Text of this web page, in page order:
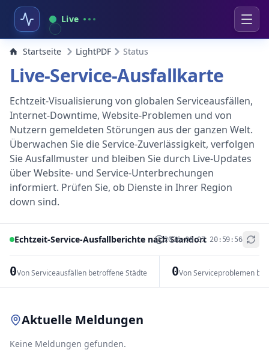
Live
Startseite LightPDF Status
Live-Service-Ausfallkarte
Echtzeit-Visualisierung von globalen Serviceausfällen,
Internet-Downtime, Website-Problemen und von
Nutzern gemeldeten Störungen aus der ganzen Welt.
Überwachen Sie die Service-Zuverlässigkeit, verfolgen
Sie Ausfallmuster und bleiben Sie durch Live-Updates
über Website- und Service-Unterbrechungen
informiert. Prüfen Sie, ob Dienste in Ihrer Region
down sind.
Echtzeit-Service-Ausfallberichte nach Standort
2026-08-07 20:59:56
0Von Serviceausfällen betroffene Städte 0Von Serviceproblemen
+
Aktuelle Meldungen
Keine Meldungen gefunden.